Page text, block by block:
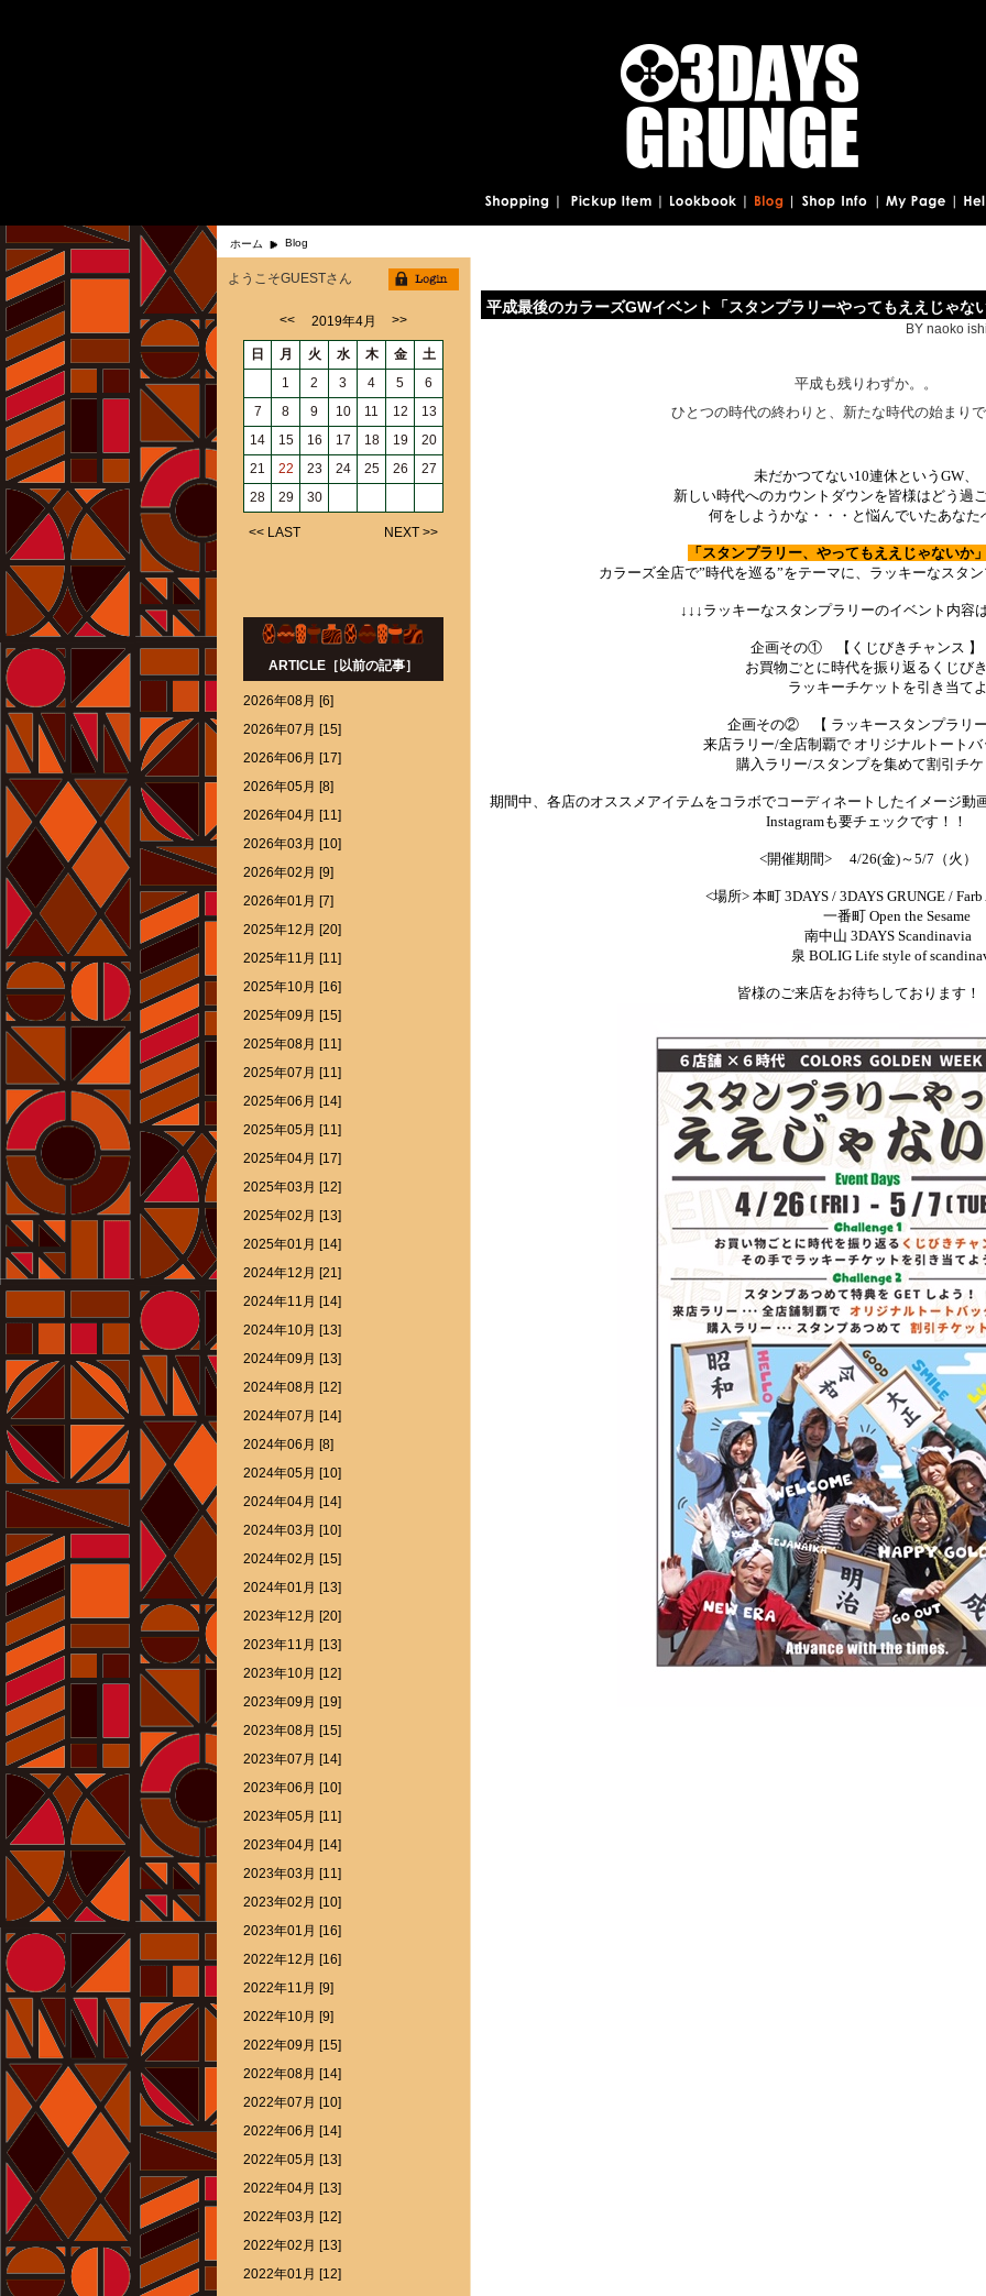
ホーム Blog
平成最後のカラーズGWイベント「スタンプラリーやってもええじゃな
BY naoko
平成も残りわずか。。
ひとつの時代の終わりと、新たな時代の始まり
未だかつてない10連休というGW、
新しい時代へのカウントダウンを皆様はどう過
何をしようかな・・・と悩んでいたあなた
「スタンプラリー、やってもええじゃないか
カラーズ全店で”時代を巡る”をテーマに、ラッキーなスタ
↓↓↓ラッキーなスタンプラリーのイベント内容
企画その① 【くじびきチャンス 】
お買物ごとに時代を振り返るくじびき
ラッキーチケットを引き当てよ
企画その② 【 ラッキースタンプラリ
来店ラリー/全店制覇で オリジナルトートバッ
購入ラリー/スタンプを集めて割引チケ
期間中、各店のオススメアイテムをコラボでコーディネートしたイメージ動
Instagramも要チェックです！！
<開催期間> 4/26(金)～5/7（火）
<場所> 本町 3DAYS / 3DAYS GRUNGE /
一番町 Open the Sesame
南中山 3DAYS
泉 BOLIG Life style of
皆様のご来店をお待ちしております！
ようこそGUESTさん
<< 2019年4月 >>
日 月 火 水 木 金
土
1
2 3 4 5
6
7
8 9 10 11 12
13
14
15 16 17 18 19
20
21
22 23 24 25 26
27
28
29 30
<< LAST NEXT >>
ARTICLE［以前の記事］
2026年08月 [6]
2026年07月 [15]
2026年06月 [17]
2026年05月 [8]
2026年04月 [11]
2026年03月 [10]
2026年02月 [9]
2026年01月 [7]
2025年12月 [20]
2025年11月 [11]
2025年10月 [16]
2025年09月 [15]
2025年08月 [11]
2025年07月 [11]
2025年06月 [14]
2025年05月 [11]
2025年04月 [17]
2025年03月 [12]
2025年02月 [13]
2025年01月 [14]
2024年12月 [21]
2024年11月 [14]
2024年10月 [13]
2024年09月 [13]
2024年08月 [12]
2024年07月 [14]
2024年06月 [8]
2024年05月 [10]
2024年04月 [14]
2024年03月 [10]
2024年02月 [15]
2024年01月 [13]
2023年12月 [20]
2023年11月 [13]
2023年10月 [12]
2023年09月 [19]
2023年08月 [15]
2023年07月 [14]
2023年06月 [10]
2023年05月 [11]
2023年04月 [14]
2023年03月 [11]
2023年02月 [10]
2023年01月 [16]
2022年12月 [16]
2022年11月 [9]
2022年10月 [9]
2022年09月 [15]
2022年08月 [14]
2022年07月 [10]
2022年06月 [14]
2022年05月 [13]
2022年04月 [13]
2022年03月 [12]
2022年02月 [13]
2022年01月 [12]